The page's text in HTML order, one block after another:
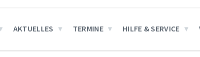
AKTUELLES TERMINE HILFE & SERVICE